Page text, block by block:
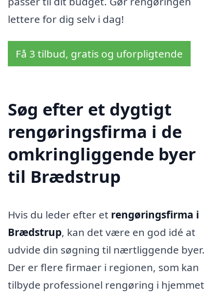
lettere for dig selv i dag!
Få 3 tilbud, gratis og uforpligtende
Søg efter et dygtigt
rengøringsfirma i de
omkringliggende byer
til Brædstrup
Hvis du leder efter et rengøringsfirma i
Brædstrup, kan det være en god idé at
udvide din søgning til nærtliggende byer.
Der er flere firmaer i regionen, som kan
tilbyde professionel rengøring i hjemmet